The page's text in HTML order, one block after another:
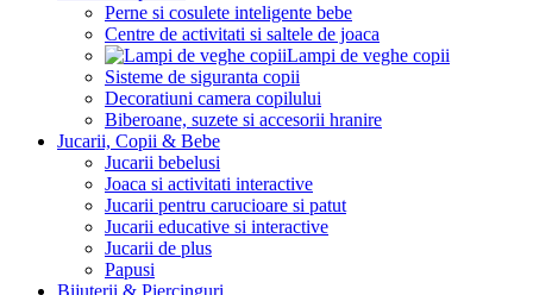
Perne si cosulete inteligente bebe
Centre de activitati si saltele de joaca
Lampi de veghe copii
Sisteme de siguranta copii
Decoratiuni camera copilului
Biberoane, suzete si accesorii hranire
Jucarii, Copii & Bebe
Jucarii bebelusi
Joaca si activitati interactive
Jucarii pentru carucioare si patut
Jucarii educative si interactive
Jucarii de plus
Papusi
Bijuterii & Piercinguri